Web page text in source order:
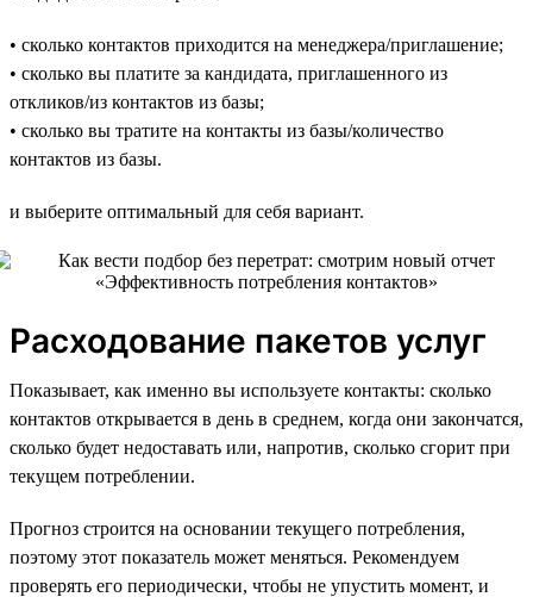
• сколько контактов приходится на менеджера/приглашение;
• сколько вы платите за кандидата, приглашенного из
откликов/из контактов из базы;
• сколько вы тратите на контакты из базы/количество
контактов из базы.
и выберите оптимальный для себя вариант.
Расходование пакетов услуг
Показывает, как именно вы используете контакты: сколько
контактов открывается в день в среднем, когда они закончатся,
сколько будет недоставать или, напротив, сколько сгорит при
текущем потреблении.
Прогноз строится на основании текущего потребления,
поэтому этот показатель может меняться. Рекомендуем
проверять его периодически, чтобы не упустить момент, и